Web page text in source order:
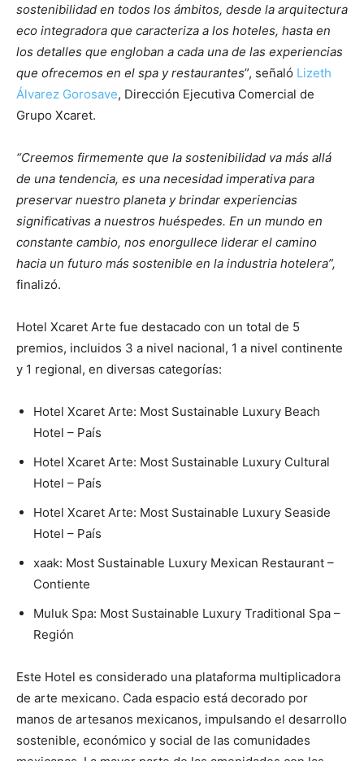
sostenibilidad en todos los ámbitos, desde la arquitectura
eco integradora que caracteriza a los hoteles, hasta en
los detalles que engloban a cada una de las experiencias
que ofrecemos en el spa y restaurantes”, señaló Lizeth
Álvarez Gorosave, Dirección Ejecutiva Comercial de
Grupo Xcaret.
“Creemos firmemente que la sostenibilidad va más allá
de una tendencia, es una necesidad imperativa para
preservar nuestro planeta y brindar experiencias
significativas a nuestros huéspedes. En un mundo en
constante cambio, nos enorgullece liderar el camino
hacia un futuro más sostenible en la industria hotelera”,
finalizó.
Hotel Xcaret Arte fue destacado con un total de 5
premios, incluidos 3 a nivel nacional, 1 a nivel continente
y 1 regional, en diversas categorías:
Hotel Xcaret Arte: Most Sustainable Luxury Beach
Hotel – País
Hotel Xcaret Arte: Most Sustainable Luxury Cultural
Hotel – País
Hotel Xcaret Arte: Most Sustainable Luxury Seaside
Hotel – País
xaak: Most Sustainable Luxury Mexican Restaurant –
Contiente
Muluk Spa: Most Sustainable Luxury Traditional Spa –
Región
Este Hotel es considerado una plataforma multiplicadora
de arte mexicano. Cada espacio está decorado por
manos de artesanos mexicanos, impulsando el desarrollo
sostenible, económico y social de las comunidades